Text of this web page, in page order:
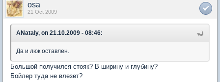
osa
21 Oct 2009
ANataly, on 21.10.2009 - 08:46:
Да и люк оставлен.
Большой получился стояк? В ширину и глубину?
Бойлер туда не влезет?